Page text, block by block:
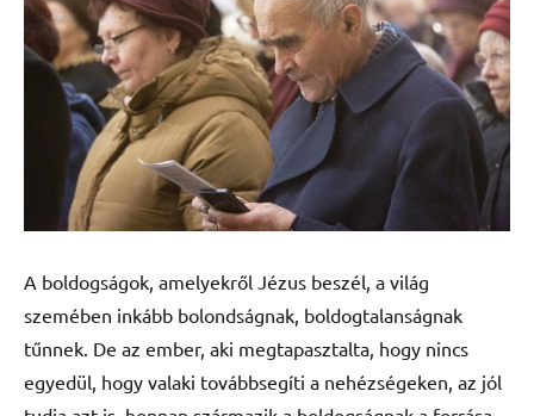
A boldogságok, amelyekről Jézus beszél, a világ
szemében inkább bolondságnak, boldogtalanságnak
tűnnek. De az ember, aki megtapasztalta, hogy nincs
egyedül, hogy valaki továbbsegíti a nehézségeken, az jól